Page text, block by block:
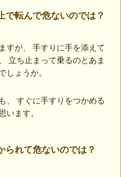
で転んで危ないのでは？
すが、 手すりに手を添えて
立ち止まって乗るのとあま
しょうか。
、 すぐに手すりをつかめる
います。
られて危ないのでは？